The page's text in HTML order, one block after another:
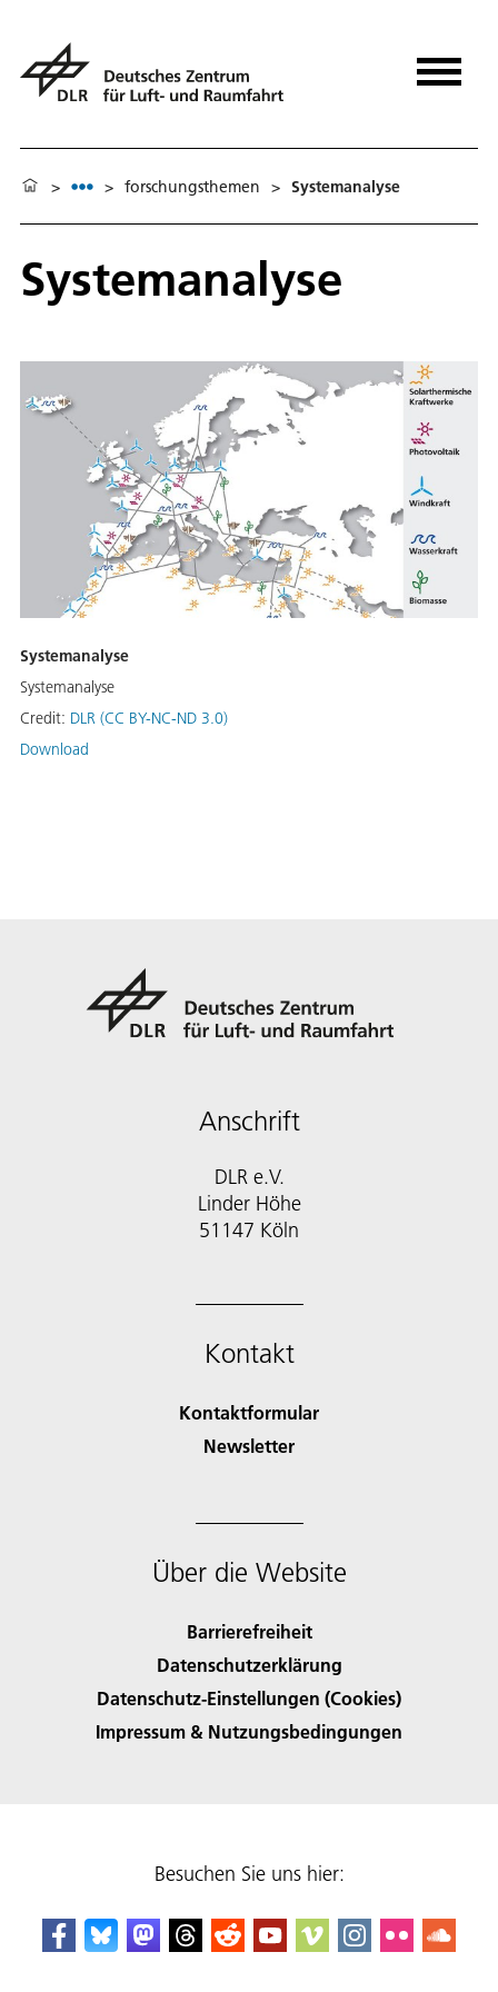
> > forschungsthemen > Systemanalyse
Systemanalyse
Systemanalyse
Systemanalyse
Credit: DLR (CC BY-NC-ND 3.0)
Download
Anschrift
DLR e.V.
Linder Höhe
51147 Köln
Kontakt
Kontaktformular
Newsletter
Über die Website
Barrierefreiheit
Datenschutzerklärung
Datenschutz-Einstellungen (Cookies)
Impressum & Nutzungsbedingungen
Besuchen Sie uns hier: